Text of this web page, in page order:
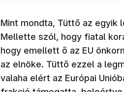
Mint mondta, Tüttő az egyik
Mellette szól, hogy fiatal
hogy emellett ő az EU
az elnöke. Tüttő ezzel a
valaha elért az Európai